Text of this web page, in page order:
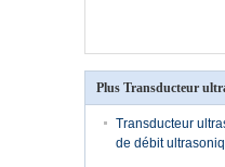
Plus Transducteur
Transducteur
de débit